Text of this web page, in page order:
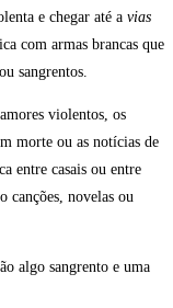
e chegar até a vias
com armas brancas que
sangrentos.
violentos, os
morte ou as notícias de
entre casais ou entre
canções, novelas ou
algo sangrento e uma